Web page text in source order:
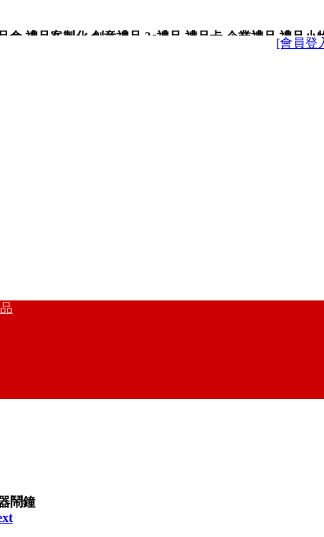
品客製化,創意禮品,3c禮品,禮品卡,企業禮品,禮品小
[會員登
鬧鐘